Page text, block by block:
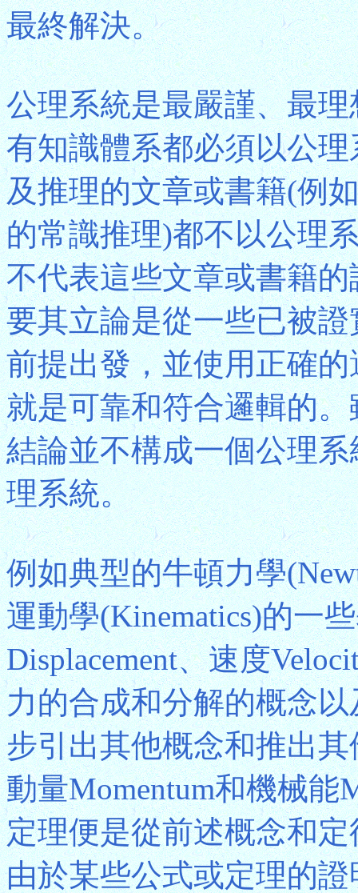
最終解決。
公理系統是最嚴謹、最
有知識體系都必須以公
及推理的文章或書籍(例
的常識推理)都不以公理
不代表這些文章或書籍
要其立論是從一些已被
前提出發，並使用正確
就是可靠和符合邏輯的
結論並不構成一個公理
理系統。
例如典型的牛頓力學
運動學(Kinematics)的一
Displacement、速度
力的合成和分解的概念
步引出其他概念和推出
動量Momentum和機械能
定理便是從前述概念和
由於某些公式或定理的